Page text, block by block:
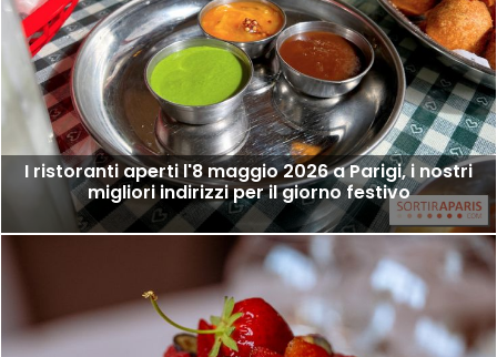
I ristoranti aperti l'8 maggio 2026 a Parigi, i nostri
migliori indirizzi per il giorno festivo